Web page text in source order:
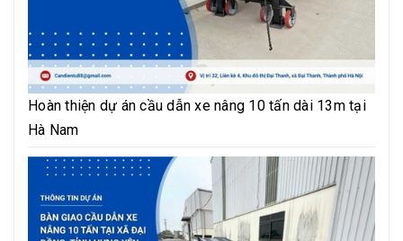
Hoàn thiện dự án cầu dẫn xe nâng 10 tấn dài 13m tại
Hà Nam